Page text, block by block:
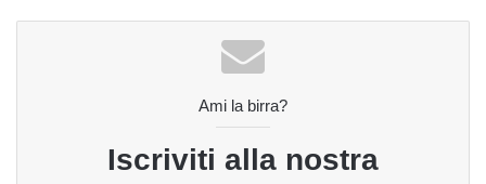
Ami la birra?
Iscriviti alla nostra